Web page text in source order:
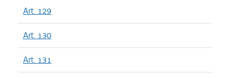
Art. 129
Art. 130
Art. 131